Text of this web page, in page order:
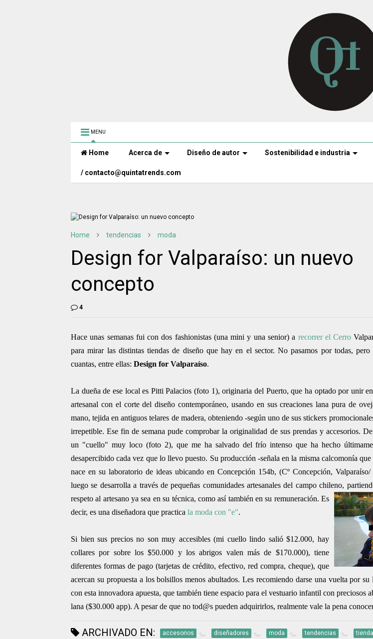
MENU
Home Acerca de Diseño de autor Sostenibilidad e industria
/ contacto@quintatrends.com
Home tendencias moda
Design for Valparaíso: un nuevo
concepto
4
Hace unas semanas fui con dos fashionistas (una mini y una senior) a recorrer el Cerro
para mirar las distintas tiendas de diseño que hay en el sector. No pasamos por todas, pero
cuantas, entre ellas: Design for Valparaíso.
La dueña de ese local es Pitti Palacios (foto 1), originaria del Puerto, que ha optado por unir
artesanal con el corte del diseño contemporáneo, usando en sus creaciones lana pura de ov
mano, tejida en antiguos telares de madera, obteniendo -según uno de sus stickers
irrepetible. Ese fin de semana pude comprobar la originalidad de sus prendas y accesorios.
un "cuello" muy loco (foto 2), que me ha salvado del frío intenso que ha hecho
desapercibido cada vez que lo llevo puesto. Su producción -señala en la misma calcomonía que
nace en su laboratorio de ideas ubicando en Concepción 154b, (Cº Concepción,
luego se desarrolla a través de pequeñas comunidades artesanales del campo chileno,
respeto al artesano ya sea en su técnica, como así también en su remuneración. Es
decir, es una diseñadora que practica la moda con "e".
Si bien sus precios no son muy accesibles (mi cuello lindo salió $12.000, hay
collares por sobre los $50.000 y los abrigos valen más de $170.000), tiene
diferentes formas de pago (tarjetas de crédito, efectivo, red compra, cheque), que
acercan su propuesta a los bolsillos menos abultados. Les recomiendo darse una vuelta por
con esta innovadora apuesta, que también tiene espacio para el vestuario infantil con preciosos
lana ($30.000 app). A pesar de que no tod@s pueden adquirirlos, realmente vale la pena
ARCHIVADO EN: accesorios diseñadores moda tendencias